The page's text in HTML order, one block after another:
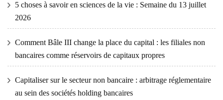
5 choses à savoir en sciences de la vie : Semaine du 13 juillet
2026
Comment Bâle III change la place du capital : les filiales non
bancaires comme réservoirs de capitaux propres
Capitaliser sur le secteur non bancaire : arbitrage réglementaire
au sein des sociétés holding bancaires